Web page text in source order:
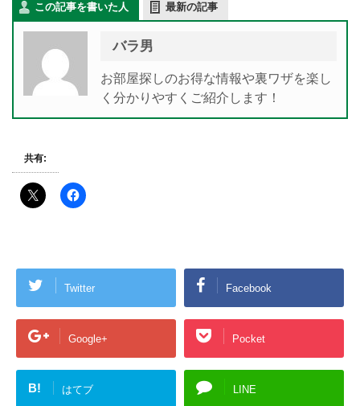
この記事を書いた人 最新の記事
バラ男
お部屋探しのお得な情報や裏ワザを楽し
く分かりやすくご紹介します！
共有:
Twitter Facebook
Google+ Pocket
B! はてブ LINE